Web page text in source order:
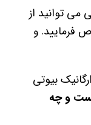
توانید از
فرمایید. و
بیوتی
و چه